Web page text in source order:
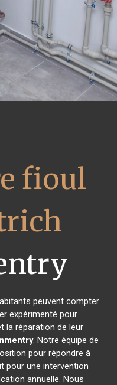
fioul
peuvent compter
expérimenté pour
la réparation de leur
. Notre équipe de
pour répondre à
pour une intervention
annuelle. Nous